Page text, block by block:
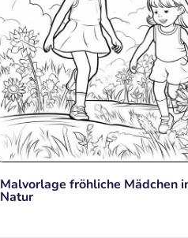
Malvorlage fröhliche Mädchen
Natur